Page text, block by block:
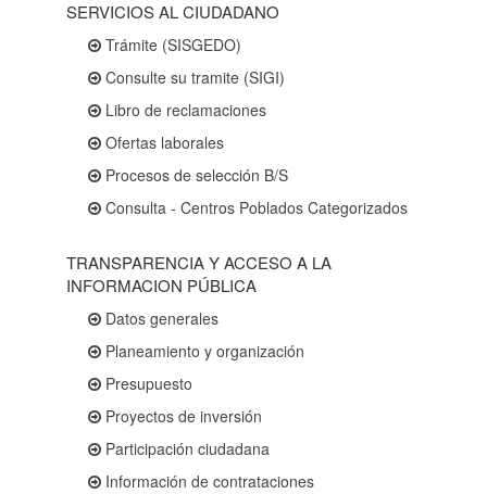
SERVICIOS AL CIUDADANO
Trámite (SISGEDO)
Consulte su tramite (SIGI)
Libro de reclamaciones
Ofertas laborales
Procesos de selección B/S
Consulta - Centros Poblados Categorizados
TRANSPARENCIA Y ACCESO A LA
INFORMACION PÚBLICA
Datos generales
Planeamiento y organización
Presupuesto
Proyectos de inversión
Participación ciudadana
Información de contrataciones